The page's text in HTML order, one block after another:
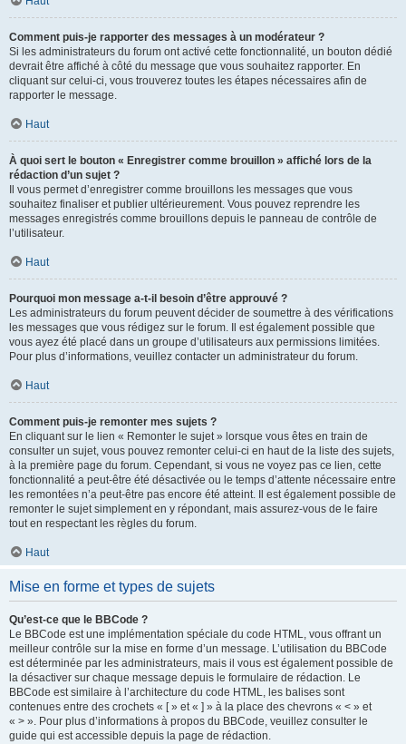
Comment puis-je rapporter des messages à un modérateur ?
Si les administrateurs du forum ont activé cette fonctionnalité, un bouton dédié
devrait être affiché à côté du message que vous souhaitez rapporter. En
cliquant sur celui-ci, vous trouverez toutes les étapes nécessaires afin de
rapporter le message.
Haut
À quoi sert le bouton « Enregistrer comme brouillon » affiché lors de la
rédaction d’un sujet ?
Il vous permet d’enregistrer comme brouillons les messages que vous
souhaitez finaliser et publier ultérieurement. Vous pouvez reprendre les
messages enregistrés comme brouillons depuis le panneau de contrôle de
l’utilisateur.
Haut
Pourquoi mon message a-t-il besoin d’être approuvé ?
Les administrateurs du forum peuvent décider de soumettre à des vérifications
les messages que vous rédigez sur le forum. Il est également possible que
vous ayez été placé dans un groupe d’utilisateurs aux permissions limitées.
Pour plus d’informations, veuillez contacter un administrateur du forum.
Haut
Comment puis-je remonter mes sujets ?
En cliquant sur le lien « Remonter le sujet » lorsque vous êtes en train de
consulter un sujet, vous pouvez remonter celui-ci en haut de la liste des sujets,
à la première page du forum. Cependant, si vous ne voyez pas ce lien, cette
fonctionnalité a peut-être été désactivée ou le temps d’attente nécessaire entre
les remontées n’a peut-être pas encore été atteint. Il est également possible de
remonter le sujet simplement en y répondant, mais assurez-vous de le faire
tout en respectant les règles du forum.
Haut
Mise en forme et types de sujets
Qu’est-ce que le BBCode ?
Le BBCode est une implémentation spéciale du code HTML, vous offrant un
meilleur contrôle sur la mise en forme d’un message. L’utilisation du BBCode
est déterminée par les administrateurs, mais il vous est également possible de
la désactiver sur chaque message depuis le formulaire de rédaction. Le
BBCode est similaire à l’architecture du code HTML, les balises sont
contenues entre des crochets « [ » et « ] » à la place des chevrons « < » et
« > ». Pour plus d’informations à propos du BBCode, veuillez consulter le
guide qui est accessible depuis la page de rédaction.